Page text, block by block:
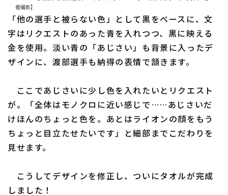
者撮影】
「他の選手と被らない色」として黒をベースに、文
字はリクエストのあった青を入れつつ、黒に映える
金を使用。淡い青の「あじさい」も背景に入ったデ
ザインに、渡部選手も納得の表情で頷きます。
ここであじさいに少し色を入れたいとリクエスト
が。「全体はモノクロに近い感じで……あじさいだ
けほんのちょっと色を。あとはライオンの顔をもう
ちょっと目立たせたいです」と細部までこだわりを
見せます。
こうしてデザインを修正し、ついにタオルが完成
しました！